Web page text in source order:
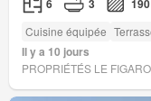
6 3
Cuisine équipée
Il y a 10 jours
PROPRIÉTÉS LE